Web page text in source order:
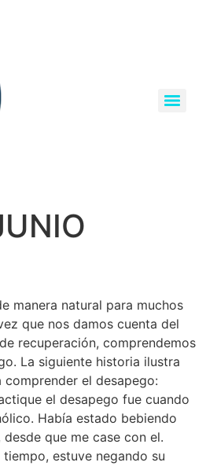
manera natural para muchos
que nos damos cuenta del
recuperación, comprendemos
La siguiente historia ilustra
el desapego:
el desapego fue cuando
Había estado bebiendo
que me case con el.
estuve negando su